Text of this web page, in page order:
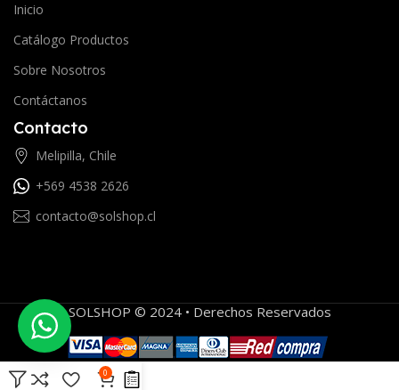
Inicio
Catálogo Productos
Sobre Nosotros
Contáctanos
Contacto
Melipilla, Chile
+569 4538 2626
contacto@solshop.cl
SOLSHOP © 2024 • Derechos Reservados
0